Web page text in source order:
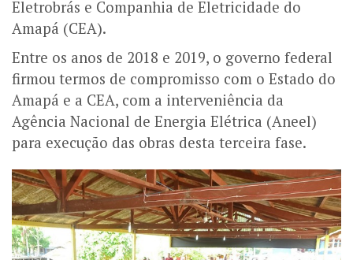
Eletrobrás e Companhia de Eletricidade do
Amapá (CEA).
Entre os anos de 2018 e 2019, o governo federal
firmou termos de compromisso com o Estado do
Amapá e a CEA, com a interveniência da
Agência Nacional de Energia Elétrica (Aneel)
para execução das obras desta terceira fase.